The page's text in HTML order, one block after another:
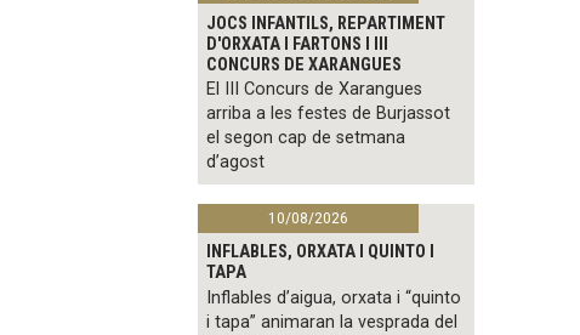
JOCS INFANTILS, REPARTIMENT
D'ORXATA I FARTONS I III
CONCURS DE XARANGUES
El III Concurs de Xarangues
arriba a les festes de Burjassot
el segon cap de setmana
d’agost
10/08/2026
INFLABLES, ORXATA I QUINTO I
TAPA
Inflables d’aigua, orxata i “quinto
i tapa” animaran la vesprada del